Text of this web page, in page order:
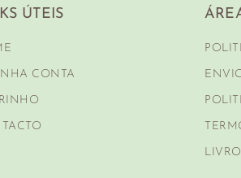
ÚTEIS
CONTA